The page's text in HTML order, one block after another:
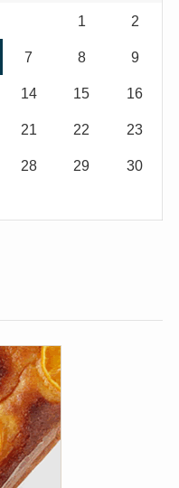
1 2
7 8 9
14 15 16
21 22 23
28 29 30